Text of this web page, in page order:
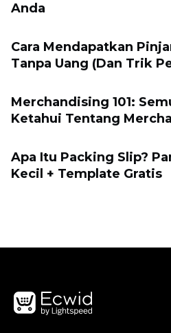
Anda
Cara Mendapatkan
Tanpa Uang (Dan Trik
Merchandising 101:
Ketahui Tentang
Apa Itu Packing Slip?
Kecil + Template Gratis